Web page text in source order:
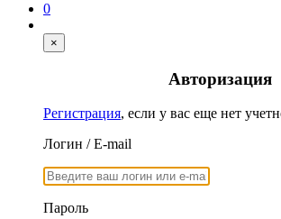
0
×
Авторизация
Регистрация, если у вас еще нет
Логин / E-mail
Пароль